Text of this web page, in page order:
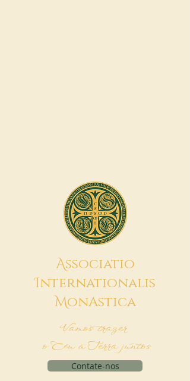
Associatio
Internationalis
MonAstica
Vamos trazer
o Céu à Terra juntos
Contate-nos